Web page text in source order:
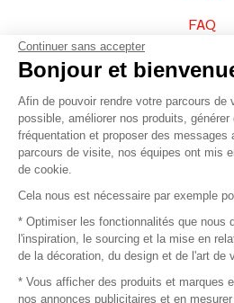
FAQ
Vendez vos
Plan du
© 2016 –
Continuer sans accepter
Bonjour et
Afin de pouvoir rendre votre parcours de
possible, améliorer nos produits,
fréquentation et proposer des messages
parcours de visite, nos équipes ont mis
de cookie.
Cela nous est nécessaire par exemple
* Optimiser les fonctionnalités que nous
l'inspiration, le sourcing et la mise en
de la décoration, du design et de l'art de
* Vous afficher des produits et marques
nos annonces publicitaires et en